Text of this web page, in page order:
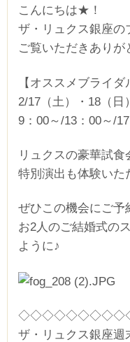
こんにちは★！
ザ・リュクス銀座の
ご覧いただきありが
【オススメブライダ
2/17（土）・18（日）
9：00～/13：00～/
リュクスの豪華試食
特別演出も体験いた
ぜひこの機会にご
お2人のご結婚式の
ように♪
ザ・リュクス銀座週